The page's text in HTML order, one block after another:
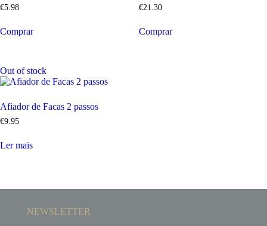
€5.98
Comprar
€21.30
Comprar
Out of stock
Afiador de Facas 2 passos
€9.95
Ler mais
NEWSLETTER